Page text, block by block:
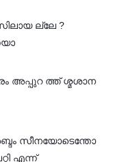
ല്ലേ ?
അപ്പുറ ത്ത് ശ്മശാന
സീനയോടെന്തോ
എന്ന്